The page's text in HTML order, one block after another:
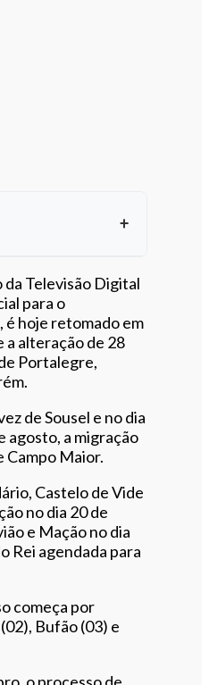
artigo
da Televisão Digital
para o
é hoje retomado em
a alteração de 28
Portalegre,
de Sousel e no dia
agosto, a migração
Campo Maior.
Castelo de Vide
no dia 20 de
e Mação no dia
Rei agendada para
começa por
Bufão (03) e